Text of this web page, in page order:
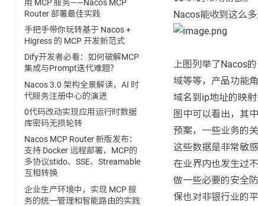
用 MCP 服务——Nacos MCP
Router 部署最佳实践
手把手带你玩转基于 Nacos +
Higress 的 MCP 开发新范式
Dify开发者必看：如何破解MCP
集成与Prompt迭代难题？
Nacos 3.0 架构全景解读，AI 时
代服务注册中心的演进
0代码改动实现应用运行时数据
库密码无损轮转
Nacos MCP Router 新版发布：
支持 Docker 远程部署，MCP的
多协议stido、SSE、Streamable
互相转换
企业生产环境中，实现 MCP 服
务的统一管理和智能路由的实践
Nacos能收到这么
上图列举了Nacos
域等等，产品功能
域名到ip地址的映
图中可以看出，其
预案，一些业务的
这些数据是非常敏
在业界内也发生过
做一些必要的安全
保也对非银行业的